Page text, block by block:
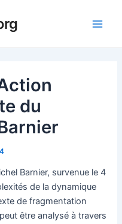
du
Barnier, survenue le 4
de la dynamique
de fragmentation
être analysé à travers